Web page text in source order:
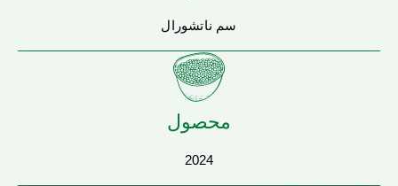
سم ناتشورال
محصول
2024